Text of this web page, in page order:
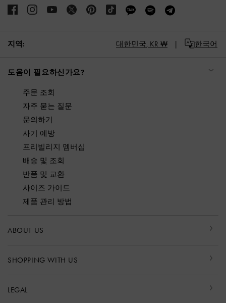
지역: 대한민국, KR ₩ 한국어
도움이 필요하신가요?
주문 조회
자주 묻는 질문
문의하기
사기 예방
프리빌리지 멤버십
배송 및 조회
반품 및 교환
사이즈 가이드
제품 관리 방법
ABOUT US
SHOPPING WITH US
LEGAL